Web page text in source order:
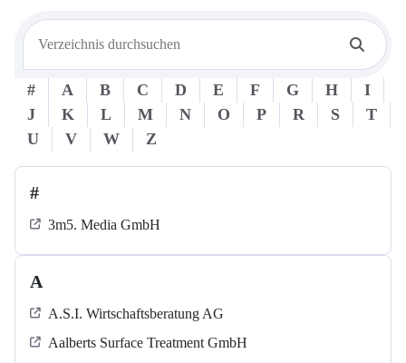
# A B C D E F G H
I
J
K L M N O P R S
T
U
V W Z
#
3m5. Media GmbH
A
A.S.I. Wirtschaftsberatung AG
Aalberts Surface Treatment GmbH